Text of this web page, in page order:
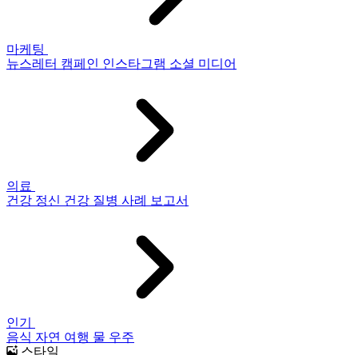
마케팅
뉴스레터 캠페인 인스타그램 소셜 미디어
의료
건강 정신 건강 질병 사례 보고서
인기
음식 자연 여행 물 우주
스타일